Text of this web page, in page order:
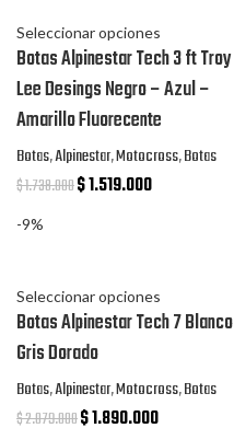
Seleccionar opciones
Botas Alpinestar Tech 3 ft Troy
Lee Desings Negro – Azul –
Amarillo Fluorecente
Botas,Alpinestar,Motocross,Botas
$1.738.000$1.519.000
-9%
Seleccionar opciones
Botas Alpinestar Tech 7 Blanco
Gris Dorado
Botas,Alpinestar,Motocross,Botas
$2.079.000$1.890.000